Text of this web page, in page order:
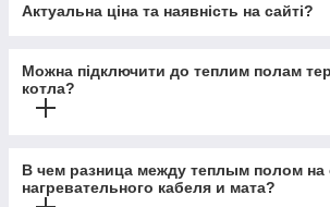
Актуальна ціна та наявність на сайті?
Можна підключити до теплим полам
котла?
В чем разница между теплым полом на
нагревательного кабеля и мата?